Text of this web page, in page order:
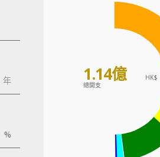
年
%
1.14億
HK$
總開支